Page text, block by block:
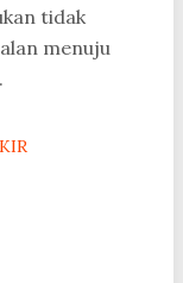
tidak
menuju